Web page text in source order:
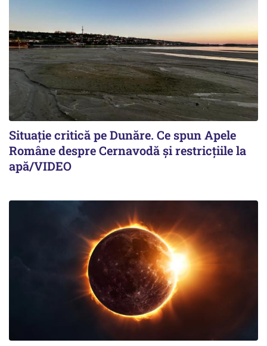
Situație critică pe Dunăre. Ce spun Apele
Române despre Cernavodă și restricțiile la
apă/VIDEO